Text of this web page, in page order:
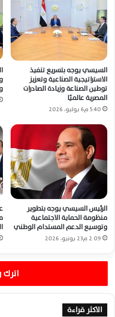
السيسي يوجه بتسريع تنفيذ
الاستراتيجية الصناعية وتعزيز
توطين الصناعة وزيادة الصادرات
المصرية عالميًا
5:40 م6 يوليو، 2026
الرئيس السيسي يوجه بتطوير
منظومة الحماية الاجتماعية
وتوسيع الدعم المستدام الوطني
2:09 م23 يونيو، 2026
اترك
الاكثر قراءة